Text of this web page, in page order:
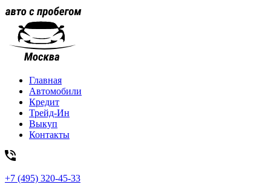
Главная
Автомобили
Кредит
Трейд-Ин
Выкуп
Контакты
+7 (495) 320-45-33